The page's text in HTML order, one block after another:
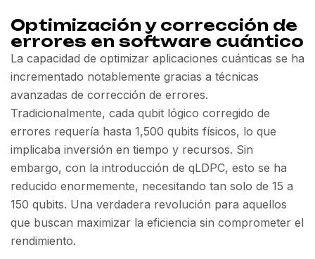
Optimización y corrección de
errores en software cuántico
La capacidad de optimizar aplicaciones cuánticas se ha
incrementado notablemente gracias a técnicas
avanzadas de corrección de errores.
Tradicionalmente, cada qubit lógico corregido de
errores requería hasta 1,500 qubits físicos, lo que
implicaba inversión en tiempo y recursos. Sin
embargo, con la introducción de qLDPC, esto se ha
reducido enormemente, necesitando tan solo de 15 a
150 qubits. Una verdadera revolución para aquellos
que buscan maximizar la eficiencia sin comprometer el
rendimiento.